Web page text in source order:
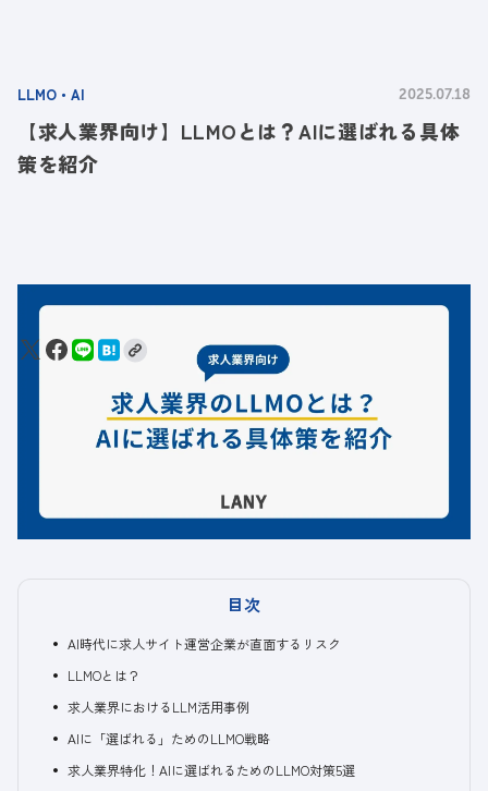
LLMO・AI 2025.07.18
【求人業界向け】LLMOとは？AIに選ばれる具体
策を紹介
目次
AI時代に求人サイト運営企業が直面するリスク
LLMOとは？
求人業界におけるLLM活用事例
AIに「選ばれる」ためのLLMO戦略
求人業界特化！AIに選ばれるためのLLMO対策5選